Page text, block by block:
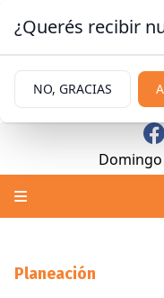
Planeación
¿Querés recibir
NO, GRACIAS